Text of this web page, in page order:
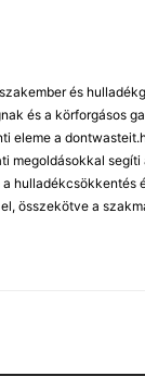
és
és a körforgásos
eleme a
megoldásokkal
hulladékcsökkentés
összekötve a